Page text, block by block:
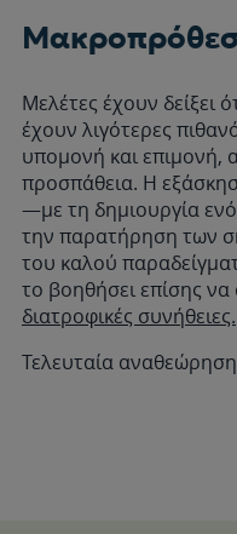
Μελέτες έχουν δείξει
έχουν λιγότερες
υπομονή και επιμονή,
προσπάθεια. Η
—με τη δημιουργία
την παρατήρηση των
του καλού
το βοηθήσει επίσης
διατροφικές συνήθειες.
Τελευταία